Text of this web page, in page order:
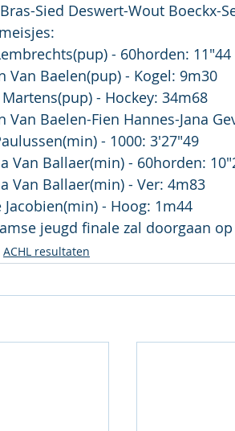
Sied Deswert-Wout Boeckx-
- 60horden: 11"44
Van Baelen(pup) - Kogel: 9m30
Martens(pup) - Hockey: 34m68
Van Baelen-Fien Hannes-Jana
- 1000: 3'27"49
Van Ballaer(min) - 60horden:
Van Ballaer(min) - Ver: 4m83
Jacobien(min) - Hoog: 1m44
jeugd finale zal doorgaan
ACHL resultaten